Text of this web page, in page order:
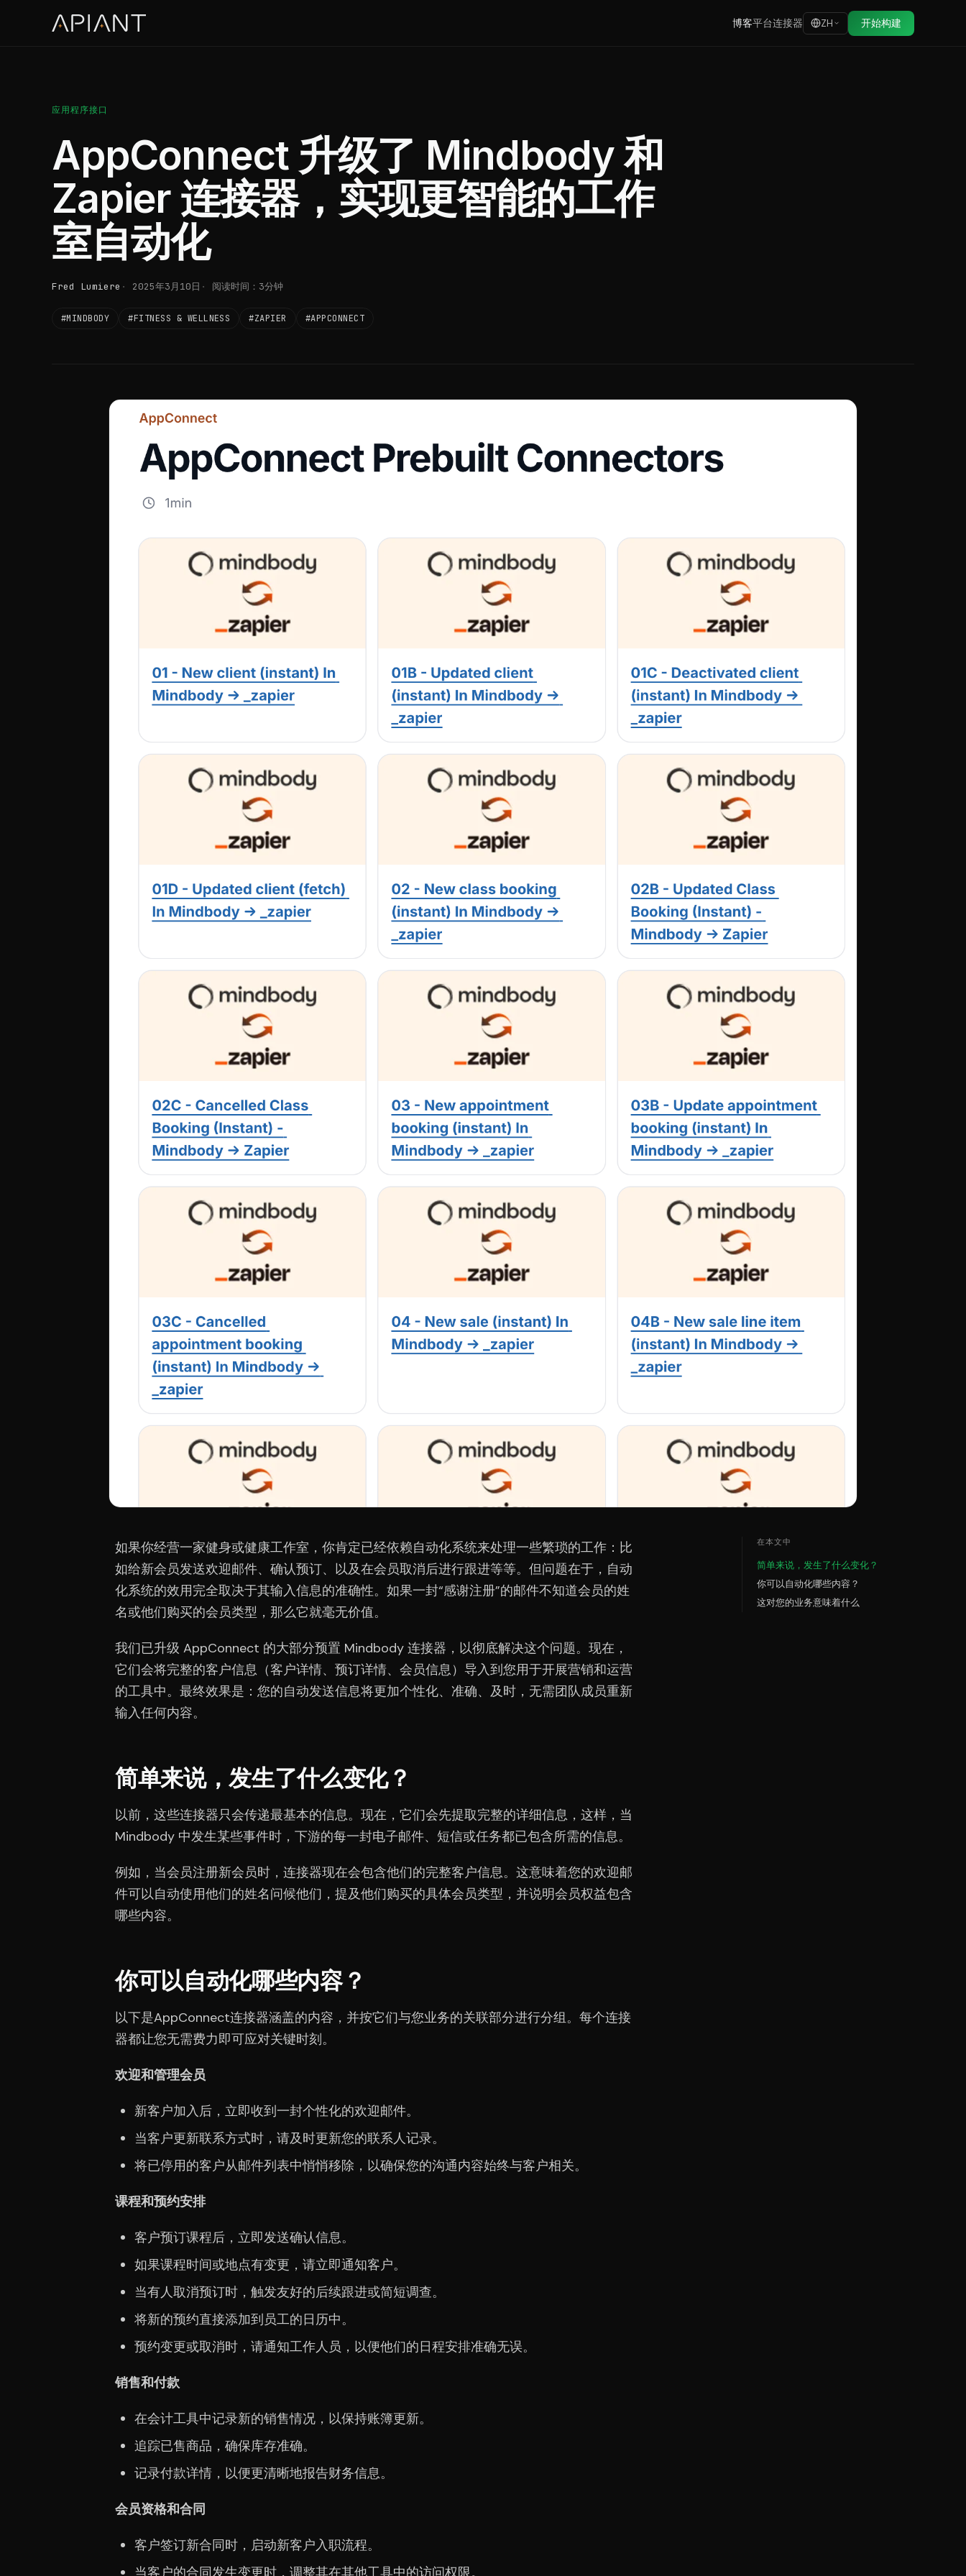
博客平台连接器 ZH 开始构建
应用程序接口
AppConnect 升级了 Mindbody 和
Zapier 连接器，实现更智能的工作
室自动化
Fred Lumiere 2025年3月10日 阅读时间：3分钟
#MINDBODY #FITNESS & WELLNESS #ZAPIER #APPCONNECT
如果你经营一家健身或健康工作室，你肯定已经依赖自动化系统来处理一些繁琐的工作：比
如给新会员发送欢迎邮件、确认预订、以及在会员取消后进行跟进等等。但问题在于，自动
化系统的效用完全取决于其输入信息的准确性。如果一封“感谢注册”的邮件不知道会员的姓
名或他们购买的会员类型，那么它就毫无价值。
我们已升级 AppConnect 的大部分预置 Mindbody 连接器，以彻底解决这个问题。现在，
它们会将完整的客户信息（客户详情、预订详情、会员信息）导入到您用于开展营销和运营
的工具中。最终效果是：您的自动发送信息将更加个性化、准确、及时，无需团队成员重新
输入任何内容。
简单来说，发生了什么变化？
以前，这些连接器只会传递最基本的信息。现在，它们会先提取完整的详细信息，这样，当
Mindbody 中发生某些事件时，下游的每一封电子邮件、短信或任务都已包含所需的信息。
例如，当会员注册新会员时，连接器现在会包含他们的完整客户信息。这意味着您的欢迎邮
件可以自动使用他们的姓名问候他们，提及他们购买的具体会员类型，并说明会员权益包含
哪些内容。
你可以自动化哪些内容？
以下是AppConnect连接器涵盖的内容，并按它们与您业务的关联部分进行分组。每个连接
器都让您无需费力即可应对关键时刻。
欢迎和管理会员
新客户加入后，立即收到一封个性化的欢迎邮件。
当客户更新联系方式时，请及时更新您的联系人记录。
将已停用的客户从邮件列表中悄悄移除，以确保您的沟通内容始终与客户相关。
课程和预约安排
客户预订课程后，立即发送确认信息。
如果课程时间或地点有变更，请立即通知客户。
当有人取消预订时，触发友好的后续跟进或简短调查。
将新的预约直接添加到员工的日历中。
预约变更或取消时，请通知工作人员，以便他们的日程安排准确无误。
销售和付款
在会计工具中记录新的销售情况，以保持账簿更新。
追踪已售商品，确保库存准确。
记录付款详情，以便更清晰地报告财务信息。
会员资格和合同
客户签订新合同时，启动新客户入职流程。
当客户的合同发生变更时，调整其在其他工具中的访问权限。
在本文中
简单来说，发生了什么变化？
你可以自动化哪些内容？
这对您的业务意味着什么